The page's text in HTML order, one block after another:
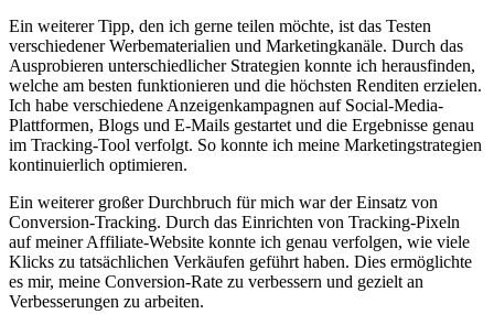
Ein weiterer Tipp, den ich gerne teilen möchte, ​ist das Testen⁣
verschiedener Werbematerialien und Marketingkanäle. Durch das‍
Ausprobieren⁢ unterschiedlicher Strategien konnte ‍ich herausfinden,
welche‌ am besten funktionieren‍ und die⁢ höchsten Renditen‌ erzielen.
Ich⁢ habe verschiedene ​Anzeigenkampagnen‍ auf Social-Media-
Plattformen, Blogs und E-Mails gestartet ⁣und die Ergebnisse genau
im Tracking-Tool verfolgt. So⁢ konnte ich ⁢meine Marketingstrategien‌
kontinuierlich‌ optimieren.
Ein weiterer großer Durchbruch für ‍mich war der Einsatz von
Conversion-Tracking. Durch das Einrichten⁣ von Tracking-Pixeln
auf meiner Affiliate-Website konnte ich genau verfolgen, wie‌ viele
Klicks zu tatsächlichen⁢ Verkäufen ‌geführt haben. ⁢Dies ermöglichte
es mir, meine Conversion-Rate zu verbessern und gezielt ⁤an
⁤Verbesserungen ‌zu arbeiten.